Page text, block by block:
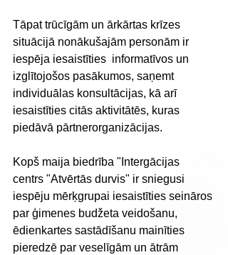
Tāpat trūcīgām un ārkārtas krīzes
situācijā nonākušajām personām ir
iespēja iesaistīties  informatīvos un
izglītojošos pasākumos, saņemt
individuālas konsultācijas, kā arī
iesaistīties citās aktivitātēs, kuras
piedāvā pārtnerorganizācijas.
Kopš maija biedrība "Intergācijas
centrs "Atvērtās durvis" ir sniegusi
iespēju mērķgrupai iesaistīties seināros
par ģimenes budžeta veidošanu,
ēdienkartes sastādīšanu mainīties
pieredzē par veselīgām un ātrām